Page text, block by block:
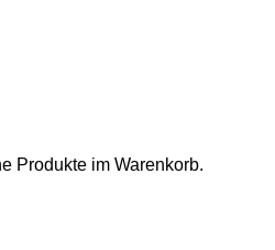
Produkte im Warenkorb.